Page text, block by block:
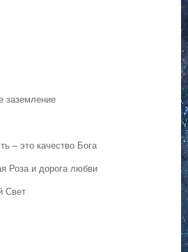
заземление
– это качество Бога
Роза и дорога любви
Свет